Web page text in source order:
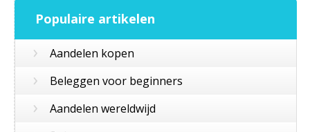
Populaire artikelen
› Aandelen kopen
› Beleggen voor beginners
› Aandelen wereldwijd